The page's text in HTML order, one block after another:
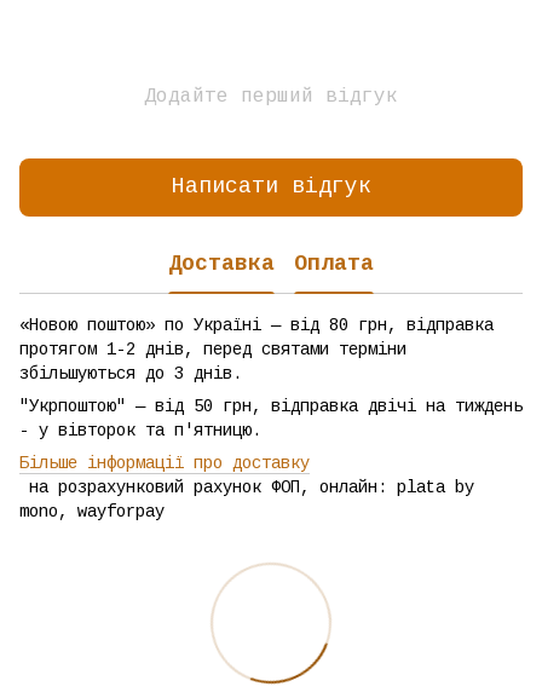
Додайте перший відгук
Написати відгук
Доставка Оплата
«Новою поштою» по Україні — від 80 грн, відправка
протягом 1-2 днів, перед святами терміни
збільшуються до 3 днів.
"Укрпоштою" — від 50 грн, відправка двічі на тиждень
- у вівторок та п'ятницю.
Більше інформації про доставку
на розрахунковий рахунок ФОП, онлайн: plata by
mono, wayforpay